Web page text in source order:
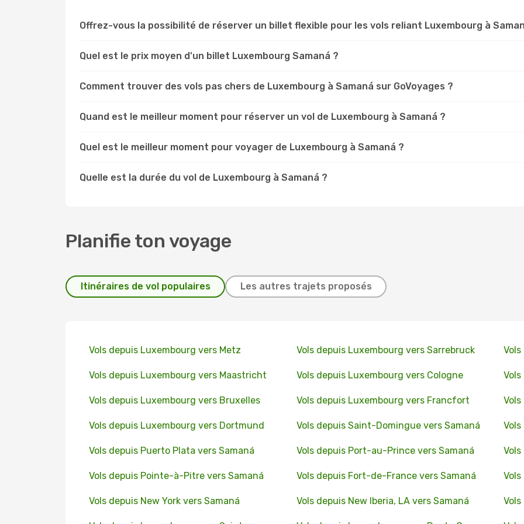
Offrez-vous la possibilité de réserver un billet flexible pour les vols reliant Luxembourg à
Quel est le prix moyen d'un billet Luxembourg Samaná ?
Comment trouver des vols pas chers de Luxembourg à Samaná sur GoVoyages ?
Quand est le meilleur moment pour réserver un vol de Luxembourg à Samaná ?
Quel est le meilleur moment pour voyager de Luxembourg à Samaná ?
Quelle est la durée du vol de Luxembourg à Samaná ?
Planifie ton voyage
Itinéraires de vol populaires Les autres trajets proposés
Vols depuis Luxembourg vers Metz Vols depuis Luxembourg vers Sarrebruck
Vols depuis Luxembourg vers Maastricht Vols depuis Luxembourg vers Cologne
Vols depuis Luxembourg vers Bruxelles Vols depuis Luxembourg vers Francfort
Vols depuis Luxembourg vers Dortmund Vols depuis Saint-Domingue vers Samaná
Vols depuis Puerto Plata vers Samaná Vols depuis Port-au-Prince vers Samaná
Vols depuis Pointe-à-Pitre vers Samaná Vols depuis Fort-de-France vers Samaná
Vols depuis New York vers Samaná Vols depuis New Iberia, LA vers Samaná